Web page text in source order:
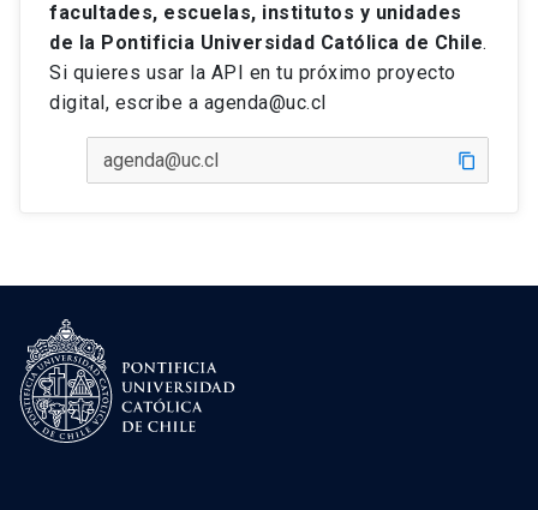
facultades, escuelas, institutos y unidades
de la Pontificia Universidad Católica de Chile.
Si quieres usar la API en tu próximo proyecto
digital, escribe a agenda@uc.cl
content_copy